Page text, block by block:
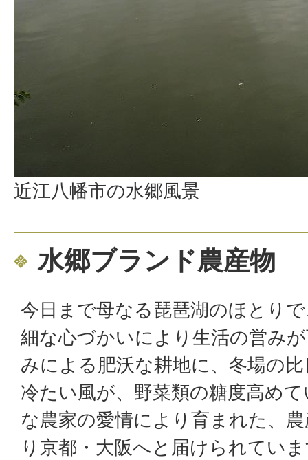
近江八幡市の水郷風景
水郷ブランド農産物
今日まで母なる琵琶湖のほとり
細な心づかいにより生活の営み
みによる肥沃な耕地に、冬場の
冷たい風が、野菜類の糖度高め
な農家の愛情により育まれた、
り京都・大阪へと届けられてい